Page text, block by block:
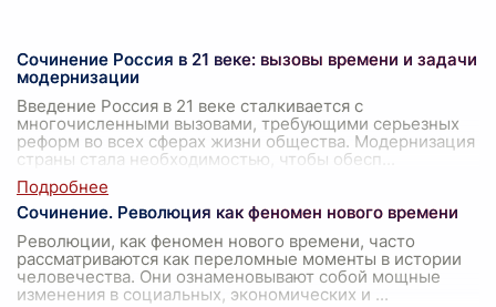
Сочинение Россия в 21 веке: вызовы времени и задачи
модернизации
Введение Россия в 21 веке сталкивается с
многочисленными вызовами, требующими серьезных
реформ во всех сферах жизни общества. Модернизация
страны стала необходимостью, чтобы обесп
Сочинение. Революция как феномен нового времени
Революции, как феномен нового времени, часто
рассматриваются как переломные моменты в истории
человечества. Они ознаменовывают собой мощные
изменения в социальных, экономических и ...